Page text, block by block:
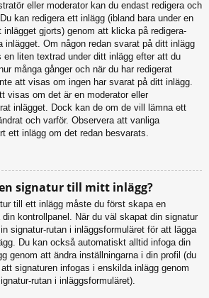
eller moderator kan du endast redigera och
kan redigera ett inlägg (ibland bara under en
inlägget gjorts) genom att klicka på redigera-
inlägget. Om någon redan svarat på ditt inlägg
liten textrad under ditt inlägg efter att du
många gånger och när du har redigerat
att visas om ingen har svarat på ditt inlägg.
visas om det är en moderator eller
inlägget. Dock kan de om de vill lämna ett
och varför. Observera att vanliga
ett inlägg om det redan besvarats.
signatur till mitt inlägg?
till ett inlägg måste du först skapa en
kontrollpanel. När du väl skapat din signatur
signatur-rutan i inläggsformuläret för att lägga
Du kan också automatiskt alltid infoga din
genom att ändra inställningarna i din profil (du
signaturen infogas i enskilda inlägg genom
rutan i inläggsformuläret).